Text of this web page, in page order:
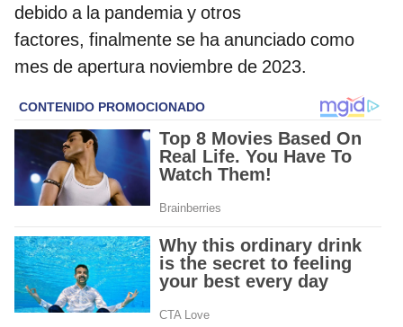
debido a la pandemia y otros
factores, finalmente se ha anunciado como
mes de apertura noviembre de 2023.